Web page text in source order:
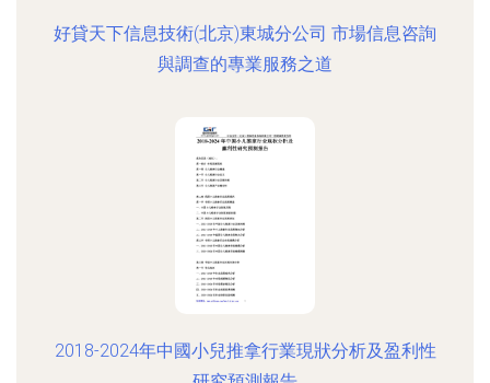
好貸天下信息技術(北京)東城分公司 市場信息咨詢
與調查的專業服務之道
2018-2024年中國小兒推拿行業現狀分析及盈利性